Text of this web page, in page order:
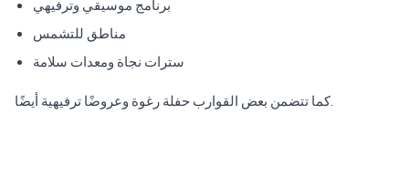
برنامج موسيقي وترفيهي
مناطق للتشمس
سترات نجاة ومعدات سلامة
كما تتضمن بعض القوارب حفلة رغوة وعروضًا ترفيهية أيضًا.